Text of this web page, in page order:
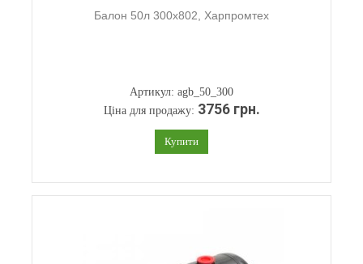
Балон 50л 300х802, Харпромтех
Артикул: agb_50_300
Ціна для продажу: 3756 грн.
Купити